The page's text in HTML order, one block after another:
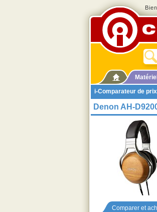
i-Comparateur de prix
Denon AH-
Comparer et